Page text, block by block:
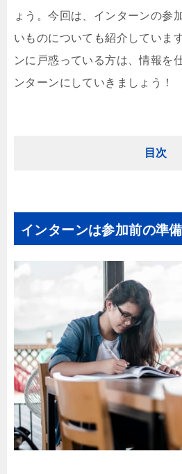
ょう。今回は、インターンの参
いものについても紹介していま
ンに戸惑っている方は、情報を
ンターンにしていきましょう！
目次
インターンは参加前の準